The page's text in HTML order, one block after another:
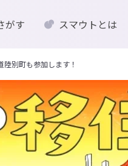
がす スマウトとは
陸別町も参加します！